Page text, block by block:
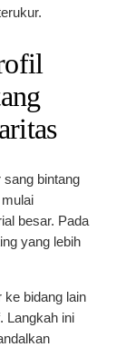
sang bintang
besar. Pada
yang lebih
ke bidang lain
Langkah ini